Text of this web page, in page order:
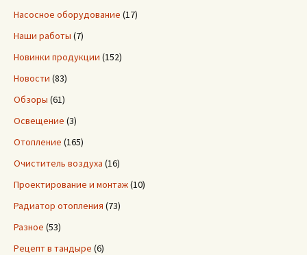
Насосное оборудование (17)
Наши работы (7)
Новинки продукции (152)
Новости (83)
Обзоры (61)
Освещение (3)
Отопление (165)
Очиститель воздуха (16)
Проектирование и монтаж(10)
Радиатор отопления (73)
Разное (53)
Рецепт в тандыре (6)